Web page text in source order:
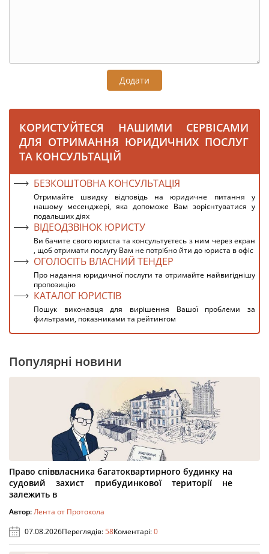
Додати
КОРИСТУЙТЕСЯ НАШИМИ СЕРВІСАМИ
ДЛЯ ОТРИМАННЯ ЮРИДИЧНИХ ПОСЛУГ
ТА КОНСУЛЬТАЦІЙ
БЕЗКОШТОВНА КОНСУЛЬТАЦІЯ
Отримайте швидку відповідь на юридичне питання у
нашому месенджері, яка допоможе Вам зорієнтуватися у
подальших діях
ВІДЕОДЗВІНОК ЮРИСТУ
Ви бачите свого юриста та консультуєтесь з ним через екран
, щоб отримати послугу Вам не потрібно йти до юриста в офіс
ОГОЛОСІТЬ ВЛАСНИЙ ТЕНДЕР
Про надання юридичної послуги та отримайте найвигіднішу
пропозицію
КАТАЛОГ ЮРИСТІВ
Пошук виконавця для вирішення Вашої проблеми за
фильтрами, показниками та рейтингом
Популярні новини
Право співвласника багатоквартирного будинку на
судовий захист прибудинкової території не
залежить в
Автор:Лента от Протокола
07.08.2026Переглядів:58Коментарі:0